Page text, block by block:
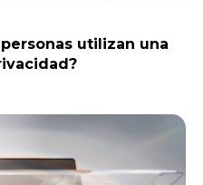
utilizan una